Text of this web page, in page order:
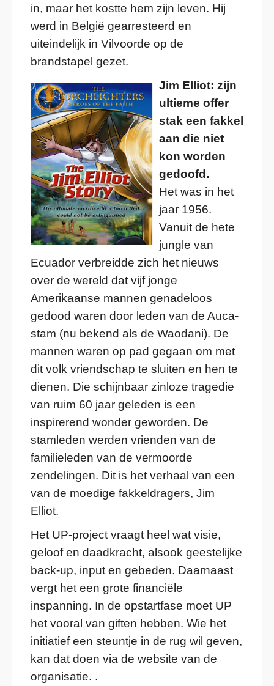
in, maar het kostte hem zijn leven. Hij
werd in België gearresteerd en
uiteindelijk in Vilvoorde op de
brandstapel gezet.
Jim Elliot: zijn
ultieme offer
stak een fakkel
aan die niet
kon worden
gedoofd.
Het was in het
jaar 1956.
Vanuit de hete
jungle van
Ecuador verbreidde zich het nieuws
over de wereld dat vijf jonge
Amerikaanse mannen genadeloos
gedood waren door leden van de Auca-
stam (nu bekend als de Waodani). De
mannen waren op pad gegaan om met
dit volk vriendschap te sluiten en hen te
dienen. Die schijnbaar zinloze tragedie
van ruim 60 jaar geleden is een
inspirerend wonder geworden. De
stamleden werden vrienden van de
familieleden van de vermoorde
zendelingen. Dit is het verhaal van een
van de moedige fakkeldragers, Jim
Elliot.
Het UP-project vraagt heel wat visie,
geloof en daadkracht, alsook geestelijke
back-up, input en gebeden. Daarnaast
vergt het een grote financiële
inspanning. In de opstartfase moet UP
het vooral van giften hebben. Wie het
initiatief een steuntje in de rug wil geven,
kan dat doen via de website van de
organisatie. .